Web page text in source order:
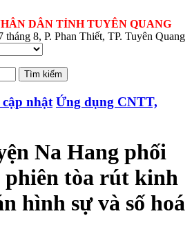
DÂN TỈNH TUYÊN QUANG
8, P. Phan Thiết, TP. Tuyên Quang
nhật Ứng dụng CNTT,
Na Hang phối
phiên tòa rút kinh
hình sự và số hoá